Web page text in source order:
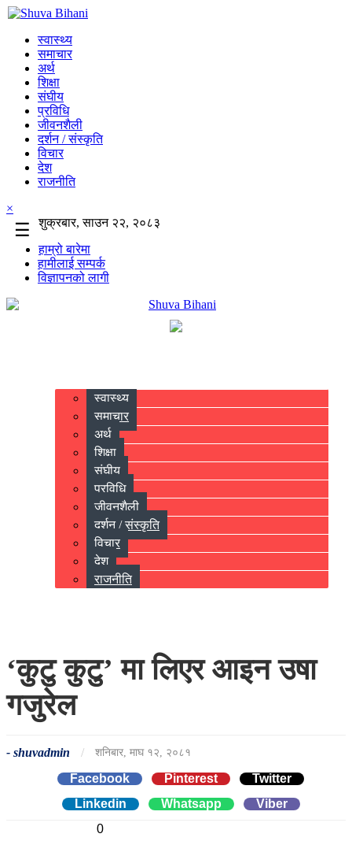
स्वास्थ्य
समाचार
अर्थ
शिक्षा
संघीय
प्रविधि
जीवनशैली
दर्शन / संस्कृति
विचार
देश
राजनीति
×
☰
शुक्रबार, साउन २२, २०८३
हाम्रो बारेमा
हामीलाई सम्पर्क
विज्ञापनको लागी
स्वास्थ्य
समाचार
अर्थ
शिक्षा
संघीय
प्रविधि
जीवनशैली
दर्शन / संस्कृति
विचार
देश
राजनीति
‘कुटु कुटु’ मा लिएर आइन उषा
गजुरेल
- shuvadmin / शनिबार, माघ १२, २०८१
Facebook
0
Pinterest
0
Twitter
Linkedin
0
Whatsapp Viber